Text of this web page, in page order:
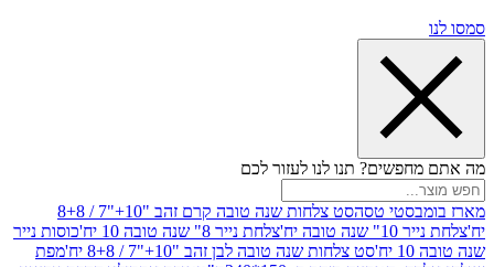
תנו לנו לעזור לכם
טסה
סט צלחות שנה טובה קרם זהב "10+"7 / 8+8
יח'
צלחת נייר 8" שנה טובה 10 יח'
כוסות נייר
סט צלחות שנה טובה לבן זהב "10+"7 / 8+8 יח'
מפת